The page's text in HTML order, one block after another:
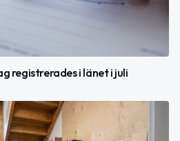
registrerades i länet i juli